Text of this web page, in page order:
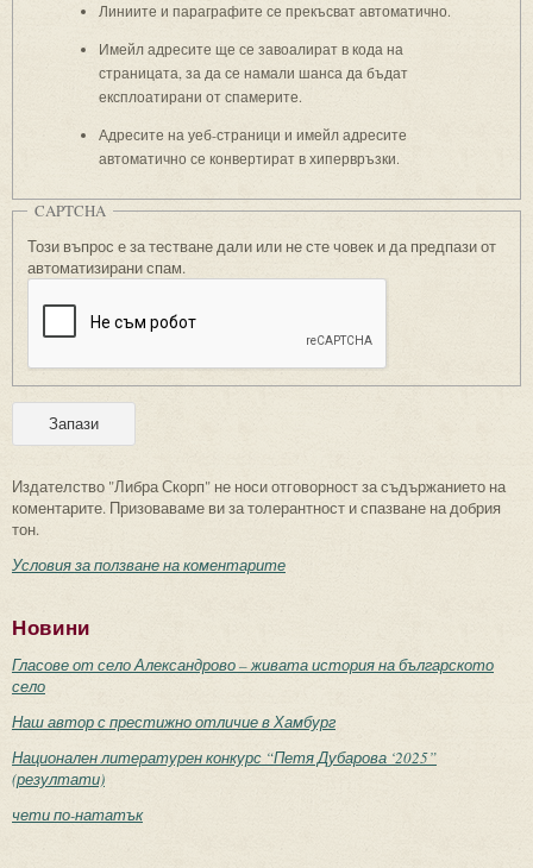
Линиите и параграфите се прекъсват автоматично.
Имейл адресите ще се завоалират в кода на
страницата, за да се намали шанса да бъдат
експлоатирани от спамерите.
Адресите на уеб-страници и имейл адресите
автоматично се конвертират в хипервръзки.
CAPTCHA
Този въпрос е за тестване дали или не сте човек и да предпази от
автоматизирани спам.
Издателство "Либра Скорп" не носи отговорност за съдържанието на
коментарите. Призоваваме ви за толерантност и спазване на добрия
тон.
Условия за ползване на коментарите
Новини
Гласове от село Александрово – живата история на българското
село
Наш автор с престижно отличие в Хамбург
Национален литературен конкурс “Петя Дубарова ‘2025”
(резултати)
чети по-нататък